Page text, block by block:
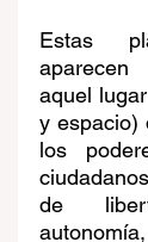
Estas
aquel
y espacio)
los
de